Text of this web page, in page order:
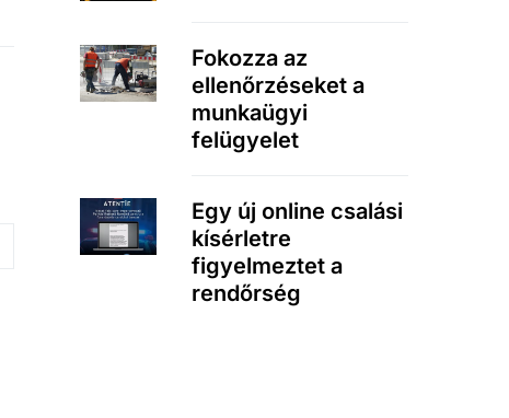
Fokozza az
ellenőrzéseket a
munkaügyi
felügyelet
Egy új online csalási
kísérletre
figyelmeztet a
rendőrség